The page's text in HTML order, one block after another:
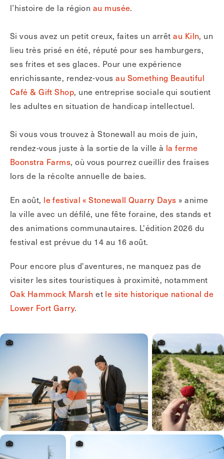
l’histoire de la région au musée.
Si vous avez un petit creux, faites un arrêtau Kiln, un
lieu très prisé en été, réputé pour ses hamburgers,
ses frites et ses glaces. Pour une expérience
enrichissante, rendez-vousau Something Beautiful
Café & Gift Shop, une entreprise sociale qui soutient
les adultes en situation de handicap intellectuel.
Si vous vous trouvez à Stonewall au mois de juin,
rendez-vous juste à la sortie de la ville à la ferme
Boonstra Farms, où vous pourrez cueillir des fraises
lors de la récolte annuelle de baies.
En août, le festival « Stonewall Quarry Days » anime
la ville avec un défilé, une fête foraine, des stands et
des animations communautaires. L'édition 2026 du
festival est prévue du 14 au 16 août.
Pour encore plus d'aventures, ne manquez pas de
visiter les sites touristiques à proximité, notamment
Oak Hammock Marsh et le site historique national de
Lower Fort Garry.